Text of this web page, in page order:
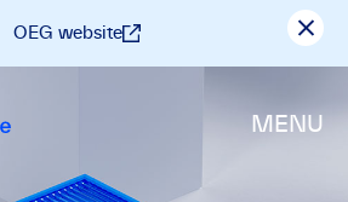
OEG website
MENU